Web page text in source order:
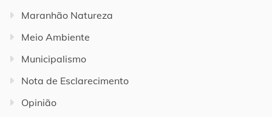
Maranhão Natureza
Meio Ambiente
Municipalismo
Nota de Esclarecimento
Opinião